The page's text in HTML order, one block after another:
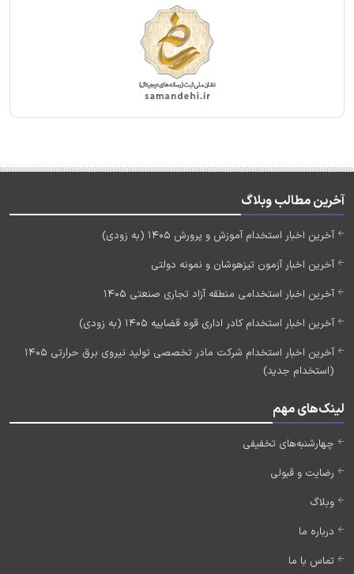
آخرین مطالب وبلاگ
آخرین اخبار استخدام آموزش و پرورش 1405 (به زودی)
آخرین اخبار آزمون تیزهوشان و نمونه دولتی
آخرین اخبار استخدامی منطقه آزاد تجاری صنعتی 1405
آخرین اخبار استخدام کادر اداری قوه قضاییه 1405 (به زودی)
آخرین اخبار استخدام شرکت مادر تخصصی تولید نیروی برق حرارتی 1405
(استخدام جدید)
لینک‌های مهم
چهارشنبه‌های تخفیفی
رضایت و قبولی
وبلاگ
درباره ما
تماس با ما